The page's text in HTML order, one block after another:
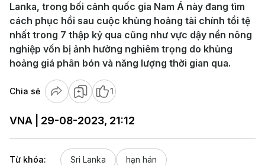
Lanka, trong bối cảnh quốc gia Nam Á này đang tìm
cách phục hồi sau cuộc khủng hoảng tài chính tồi tệ
nhất trong 7 thập kỷ qua cũng như vực dậy nền nông
nghiệp vốn bị ảnh hưởng nghiêm trọng do khủng
hoảng giá phân bón và năng lượng thời gian qua.
Chia sẻ 1
VNA | 29-08-2023, 21:12
Từ khóa: Sri Lanka hạn hán